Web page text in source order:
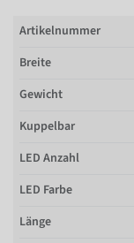
Artikelnummer
Breite
Gewicht
Kuppelbar
LED Anzahl
LED Farbe
Länge